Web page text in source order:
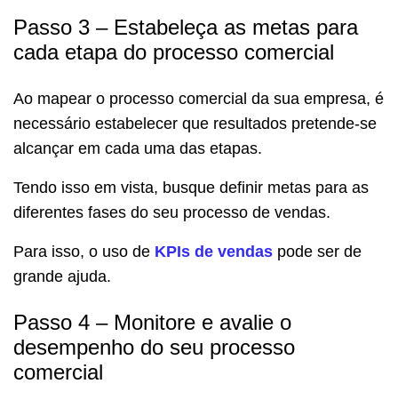
Passo 3 – Estabeleça as metas para
cada etapa do processo comercial
Ao mapear o processo comercial da sua empresa, é
necessário estabelecer que resultados pretende-se
alcançar em cada uma das etapas.
Tendo isso em vista, busque definir metas para as
diferentes fases do seu processo de vendas.
Para isso, o uso de KPIs de vendas pode ser de
grande ajuda.
Passo 4 – Monitore e avalie o
desempenho do seu processo
comercial